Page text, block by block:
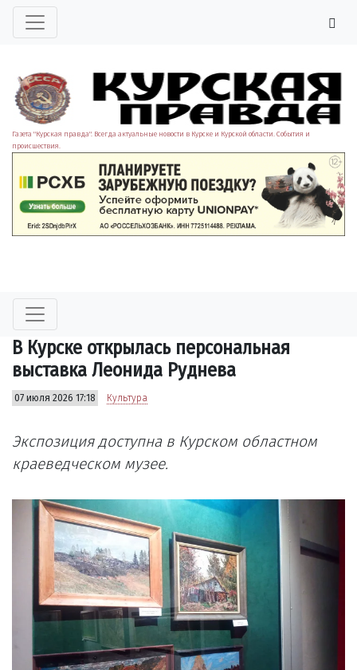
Газета "Курская правда". Всегда актуальные новости в Курске и Курской области. События и
происшествия.
В Курске открылась персональная
выставка Леонида Руднева
07 июля 2026 17:18 Культура
Экспозиция доступна в Курском областном
краеведческом музее.